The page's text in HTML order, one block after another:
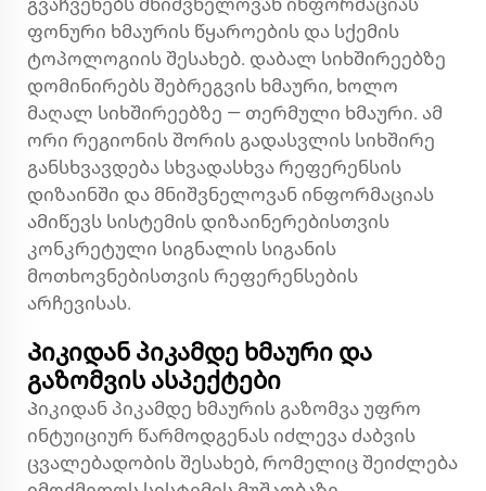
გვაჩვენებს მნიშვნელოვან ინფორმაციას
ფონური ხმაურის წყაროების და სქემის
ტოპოლოგიის შესახებ. დაბალ სიხშირეებზე
დომინირებს შებრეგვის ხმაური, ხოლო
მაღალ სიხშირეებზე — თერმული ხმაური. ამ
ორი რეგიონის შორის გადასვლის სიხშირე
განსხვავდება სხვადასხვა რეფერენსის
დიზაინში და მნიშვნელოვან ინფორმაციას
ამიწევს სისტემის დიზაინერებისთვის
კონკრეტული სიგნალის სიგანის
მოთხოვნებისთვის რეფერენსების
არჩევისას.
Პიკიდან პიკამდე ხმაური და
გაზომვის ასპექტები
Პიკიდან პიკამდე ხმაურის გაზომვა უფრო
ინტუიციურ წარმოდგენას იძლევა ძაბვის
ცვალებადობის შესახებ, რომელიც შეიძლება